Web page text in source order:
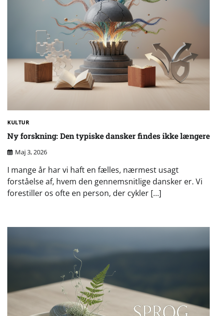
KULTUR
Ny forskning: Den typiske dansker findes ikke længere
Maj 3, 2026
I mange år har vi haft en fælles, nærmest usagt
forståelse af, hvem den gennemsnitlige dansker er. Vi
forestiller os ofte en person, der cykler […]